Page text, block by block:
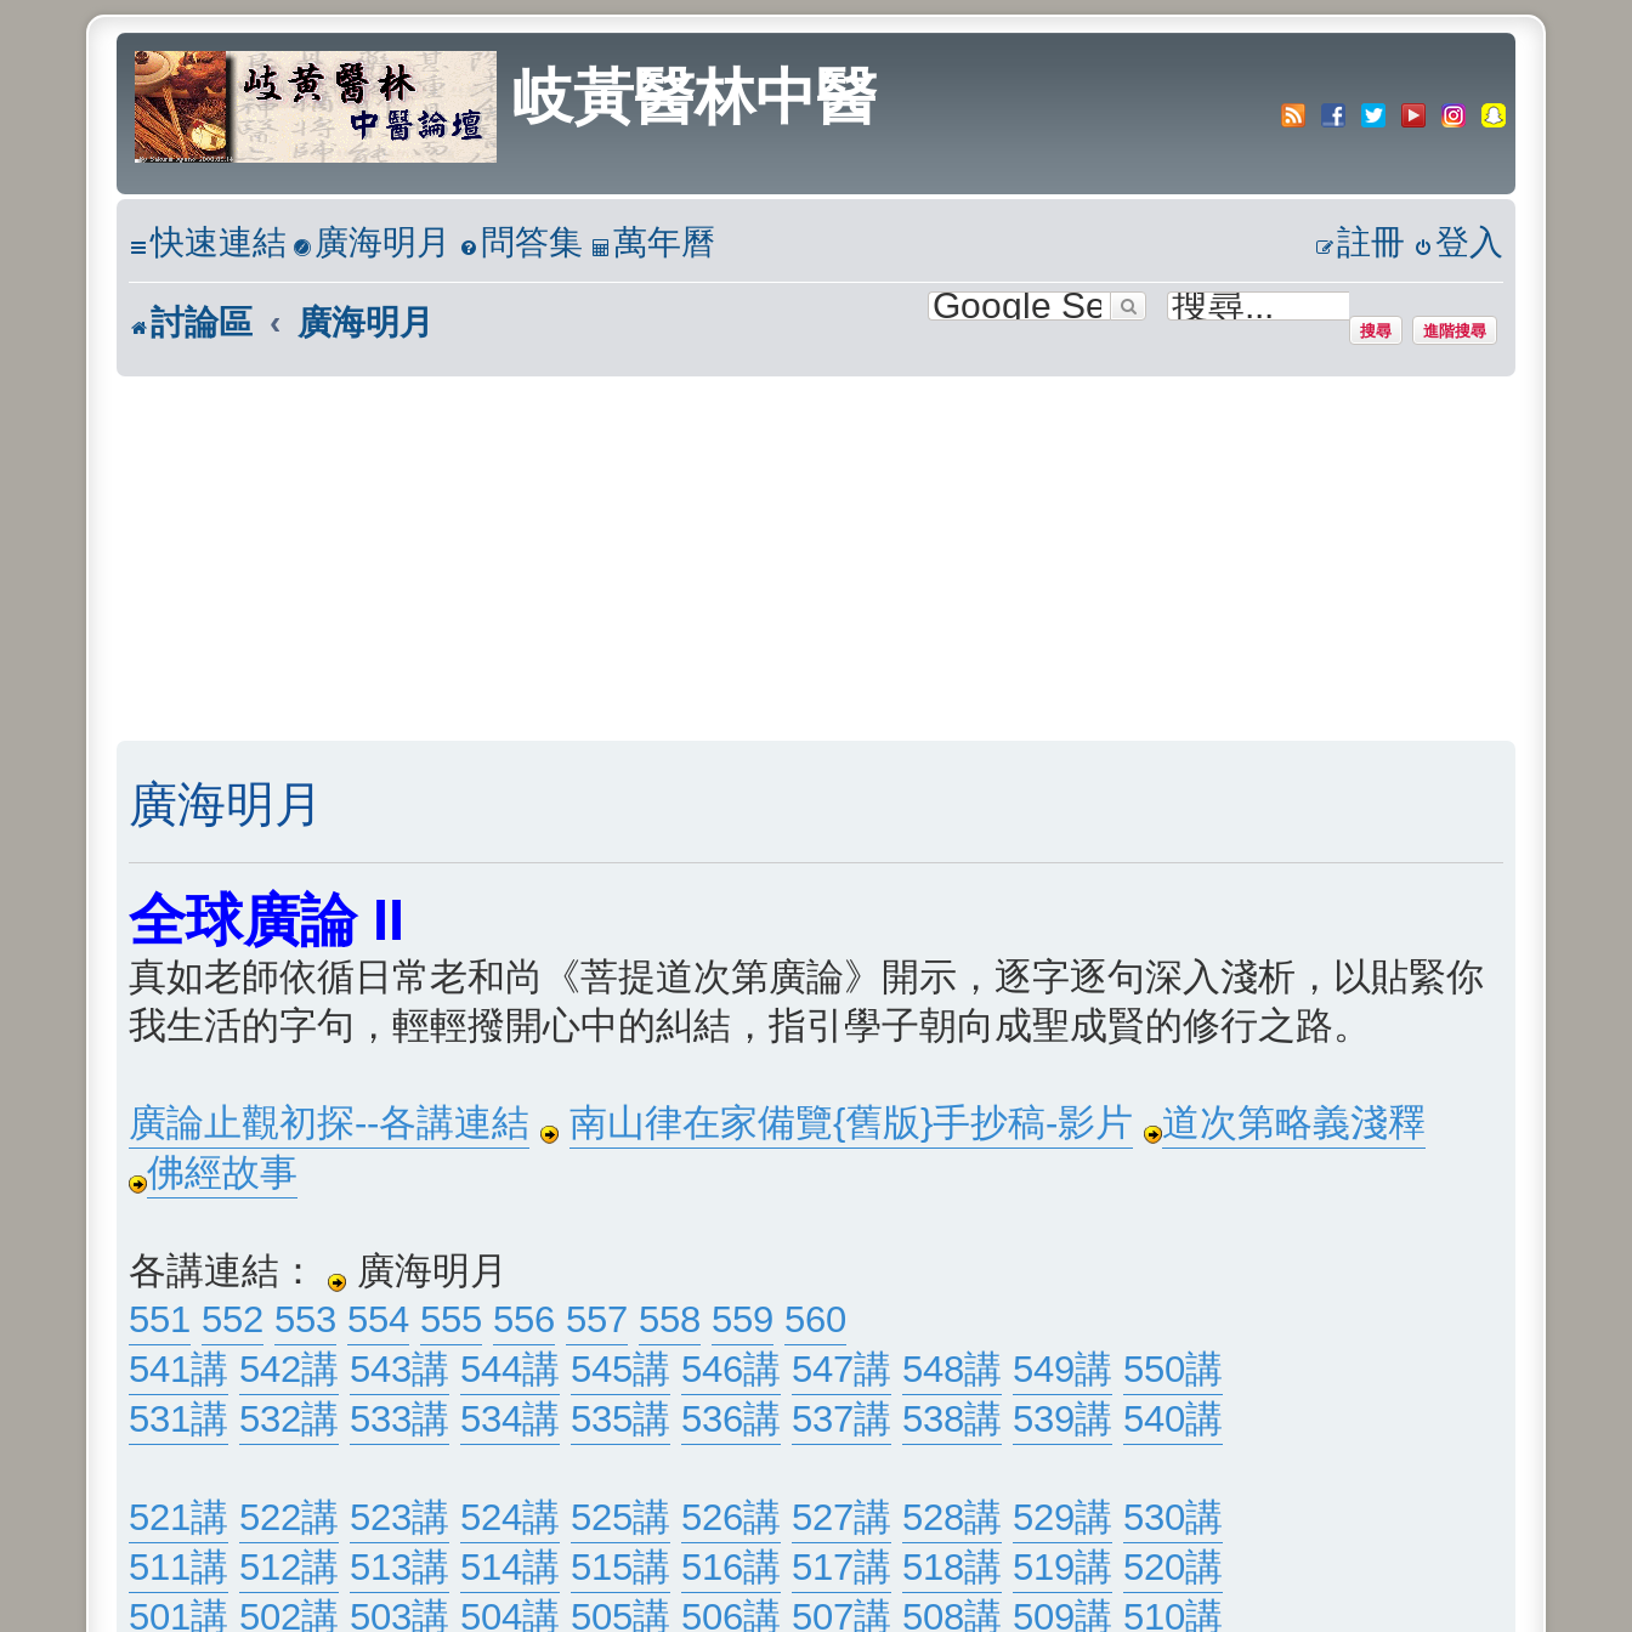
岐黃醫林中醫
快速連結 廣海明月 問答集 萬年曆 登入
註冊
討論區 廣海明月 搜尋 進階搜尋
廣海明月
全球廣論 II
真如老師依循日常老和尚《菩提道次第廣論》開示，逐字逐句深入淺析，以貼緊你
我生活的字句，輕輕撥開心中的糾結，指引學子朝向成聖成賢的修行之路。
廣論止觀初探--各講連結 南山律在家備覽{舊版}手抄稿-影片
道次第略義淺釋
佛經故事
各講連結：
廣海明月
551 552 553 554 555 556 557 558 559 560
541講 542講 543講 544講 545講 546講 547講 548講 549講 550講
531講 532講 533講 534講 535講 536講 537講 538講 539講 540講
521講 522講 523講 524講 525講 526講 527講 528講 529講 530講
511講 512講 513講 514講 515講 516講 517講 518講 519講 520講
501講 502講 503講 504講 505講 506講 507講 508講 509講 510講